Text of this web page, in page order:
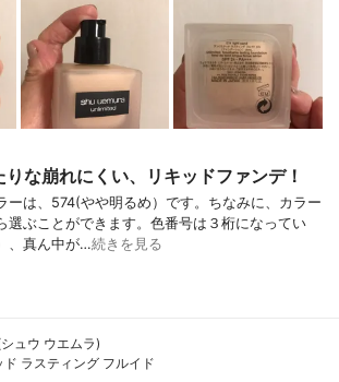
な崩れにくい、リキッドファンデ！
ーは、574(やや明るめ）です。ちなみに、カラー
選ぶことができます。色番号は３桁になってい
、真ん中が…続きを見る
ュウ ウエムラ)
ド ラスティング フルイド